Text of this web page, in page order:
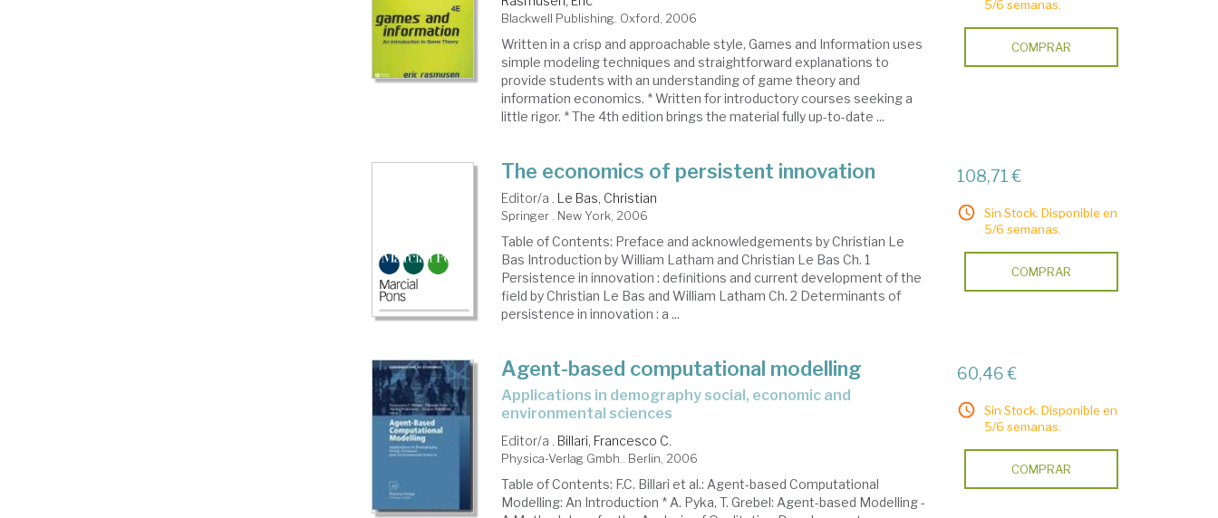
Blackwell Publishing. Oxford, 2006
Written in a crisp and approachable style, Games and Information uses
simple modeling techniques and straightforward explanations to
provide students with an understanding of game theory and
information economics. * Written for introductory courses seeking a
little rigor. * The 4th edition brings the material fully up-to-date ...
5/6 semanas.
COMPRAR
The economics of persistent innovation
Editor/a . Le Bas, Christian
Springer . New York, 2006
Table of Contents: Preface and acknowledgements by Christian Le
Bas Introduction by William Latham and Christian Le Bas Ch. 1
Persistence in innovation : definitions and current development of the
field by Christian Le Bas and William Latham Ch. 2 Determinants of
persistence in innovation : a ...
108,71 €
Sin Stock. Disponible en
5/6 semanas.
COMPRAR
Agent-based computational modelling
applications in demography social, economic and
environmental sciences
Editor/a . Billari, Francesco C.
Physica-Verlag Gmbh.. Berlin, 2006
Table of Contents: F.C. Billari et al.: Agent-based Computational
Modelling: An Introduction * A. Pyka, T. Grebel: Agent-based Modelling -
60,46 €
Sin Stock. Disponible en
5/6 semanas.
COMPRAR